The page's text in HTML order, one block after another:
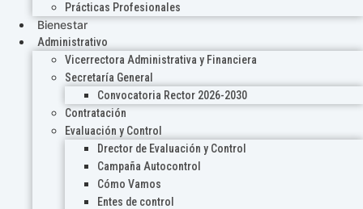
Prácticas Profesionales
Bienestar
Administrativo
Vicerrectora Administrativa y Financiera
Secretaría General
Convocatoria Rector 2026-2030
Contratación
Evaluación y Control
Drector de Evaluación y Control
Campaña Autocontrol
Cómo Vamos
Entes de control